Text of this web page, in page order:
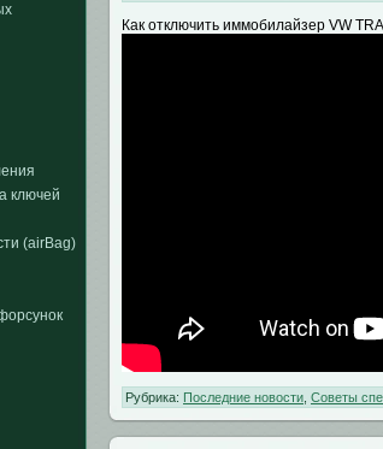
ключей
(airBag)
Как отключить иммобилайзер VW
Рубрика: Последние новости Советы